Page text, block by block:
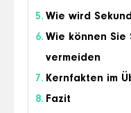
Wie wird
Wie können Sie
vermeiden
Kernfakten im
Fazit